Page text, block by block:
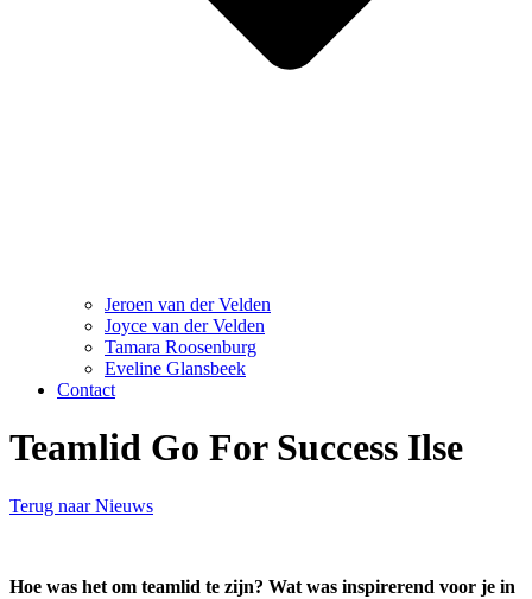
Jeroen van der Velden
Joyce van der Velden
Tamara Roosenburg
Eveline Glansbeek
Contact
Teamlid Go For Success Ilse
Terug naar Nieuws
Hoe was het om teamlid te zijn? Wat was inspirerend voor je in